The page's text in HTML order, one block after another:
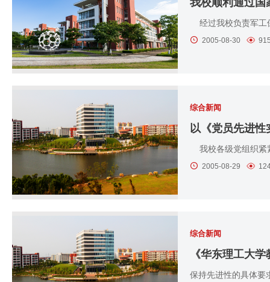
我校顺利通过国
经过我校负责军工
2005-08-30
综合新闻
我校各级党组织紧
2005-08-29
综合新闻
《华东理工大
保持先进性的具体要